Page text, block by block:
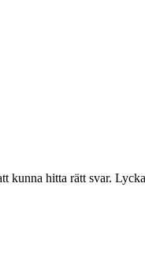
kunna hitta rätt svar.